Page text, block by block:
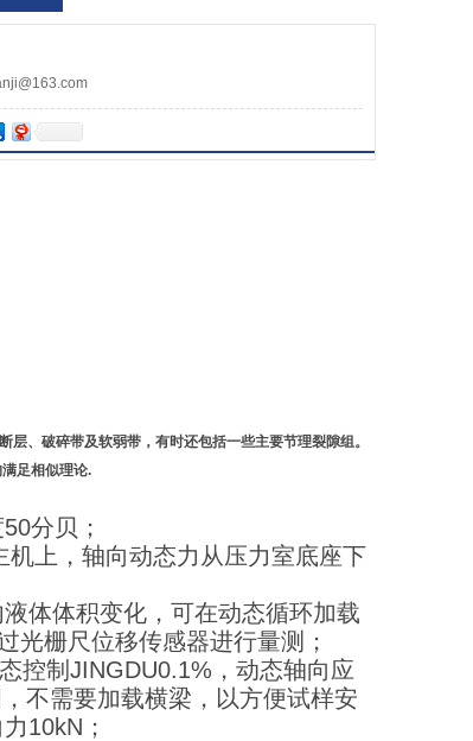
、破碎带及软弱带，有时还包括一些主要节理裂隙组。
足相似理论.
分贝；
上，轴向动态力从压力室底座下
体体积变化，可在动态循环加载
光栅尺位移传感器进行量测；
控制JINGDU0.1%，动态轴向应
不需要加载横梁，以方便试样安
10kN；